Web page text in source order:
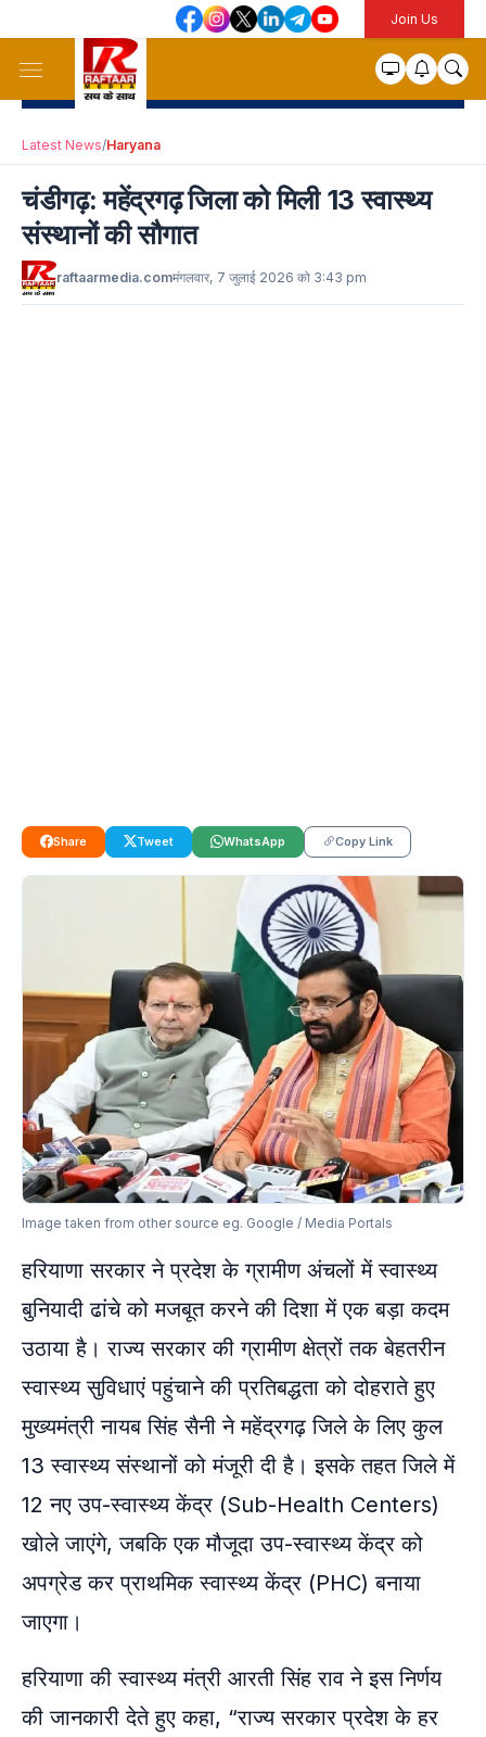
Join Us
Latest News/Haryana
चंडीगढ़: महेंद्रगढ़ जिला को मिली 13 स्वास्थ्य
संस्थानों की सौगात
raftaarmedia.comमंगलवार, 7 जुलाई 2026 को 3:43 pm
Share Tweet WhatsApp Copy Link
Image taken from other source eg. Google / Media Portals
हरियाणा सरकार ने प्रदेश के ग्रामीण अंचलों में स्वास्थ्य
बुनियादी ढांचे को मजबूत करने की दिशा में एक बड़ा कदम
उठाया है। राज्य सरकार की ग्रामीण क्षेत्रों तक बेहतरीन
स्वास्थ्य सुविधाएं पहुंचाने की प्रतिबद्धता को दोहराते हुए
मुख्यमंत्री नायब सिंह सैनी ने महेंद्रगढ़ जिले के लिए कुल
13 स्वास्थ्य संस्थानों को मंजूरी दी है। इसके तहत जिले में
12 नए उप-स्वास्थ्य केंद्र (Sub-Health Centers)
खोले जाएंगे, जबकि एक मौजूदा उप-स्वास्थ्य केंद्र को
अपग्रेड कर प्राथमिक स्वास्थ्य केंद्र (PHC) बनाया
जाएगा।
हरियाणा की स्वास्थ्य मंत्री आरती सिंह राव ने इस निर्णय
की जानकारी देते हुए कहा, “राज्य सरकार प्रदेश के हर